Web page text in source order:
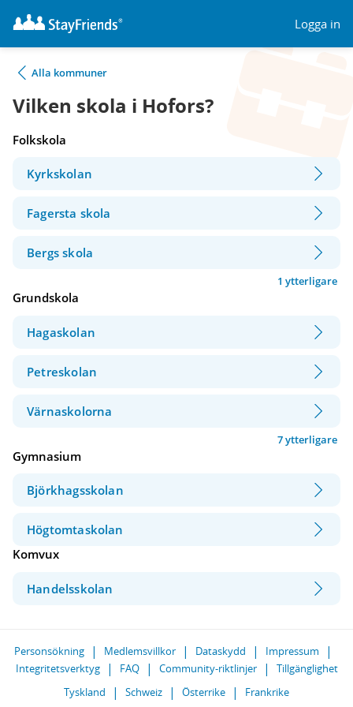
Logga in
Alla kommuner
Vilken skola i Hofors?
Folkskola
Kyrkskolan
Fagersta skola
Bergs skola
1 ytterligare
Grundskola
Hagaskolan
Petreskolan
Värnaskolorna
7 ytterligare
Gymnasium
Björkhagsskolan
Högtomtaskolan
Komvux
Handelsskolan
Personsökning Medlemsvillkor Dataskydd
Impressum
Integritetsverktyg
FAQ Community-riktlinjer
Tillgänglighet
Tyskland
Schweiz Österrike Frankrike